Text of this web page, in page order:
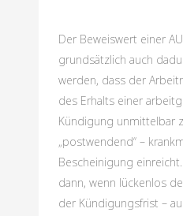
Der Beweiswert einer
grundsätzlich auch
werden, dass der
des Erhalts einer
Kündigung unmittelbar
„postwendend“ –
Bescheinigung
dann, wenn lückenlos
der Kündigungsfrist –